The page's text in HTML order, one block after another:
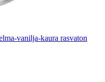
vanilja-kaura rasvaton